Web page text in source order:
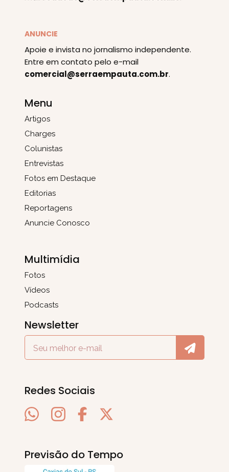
ANUNCIE
Apoie e invista no jornalismo independente.
Entre em contato pelo e-mail
comercial@serraempauta.com.br.
Menu
Artigos
Charges
Colunistas
Entrevistas
Fotos em Destaque
Editorias
Reportagens
Anuncie Conosco
Multimídia
Fotos
Vídeos
Podcasts
Newsletter
Redes Sociais
Previsão do Tempo